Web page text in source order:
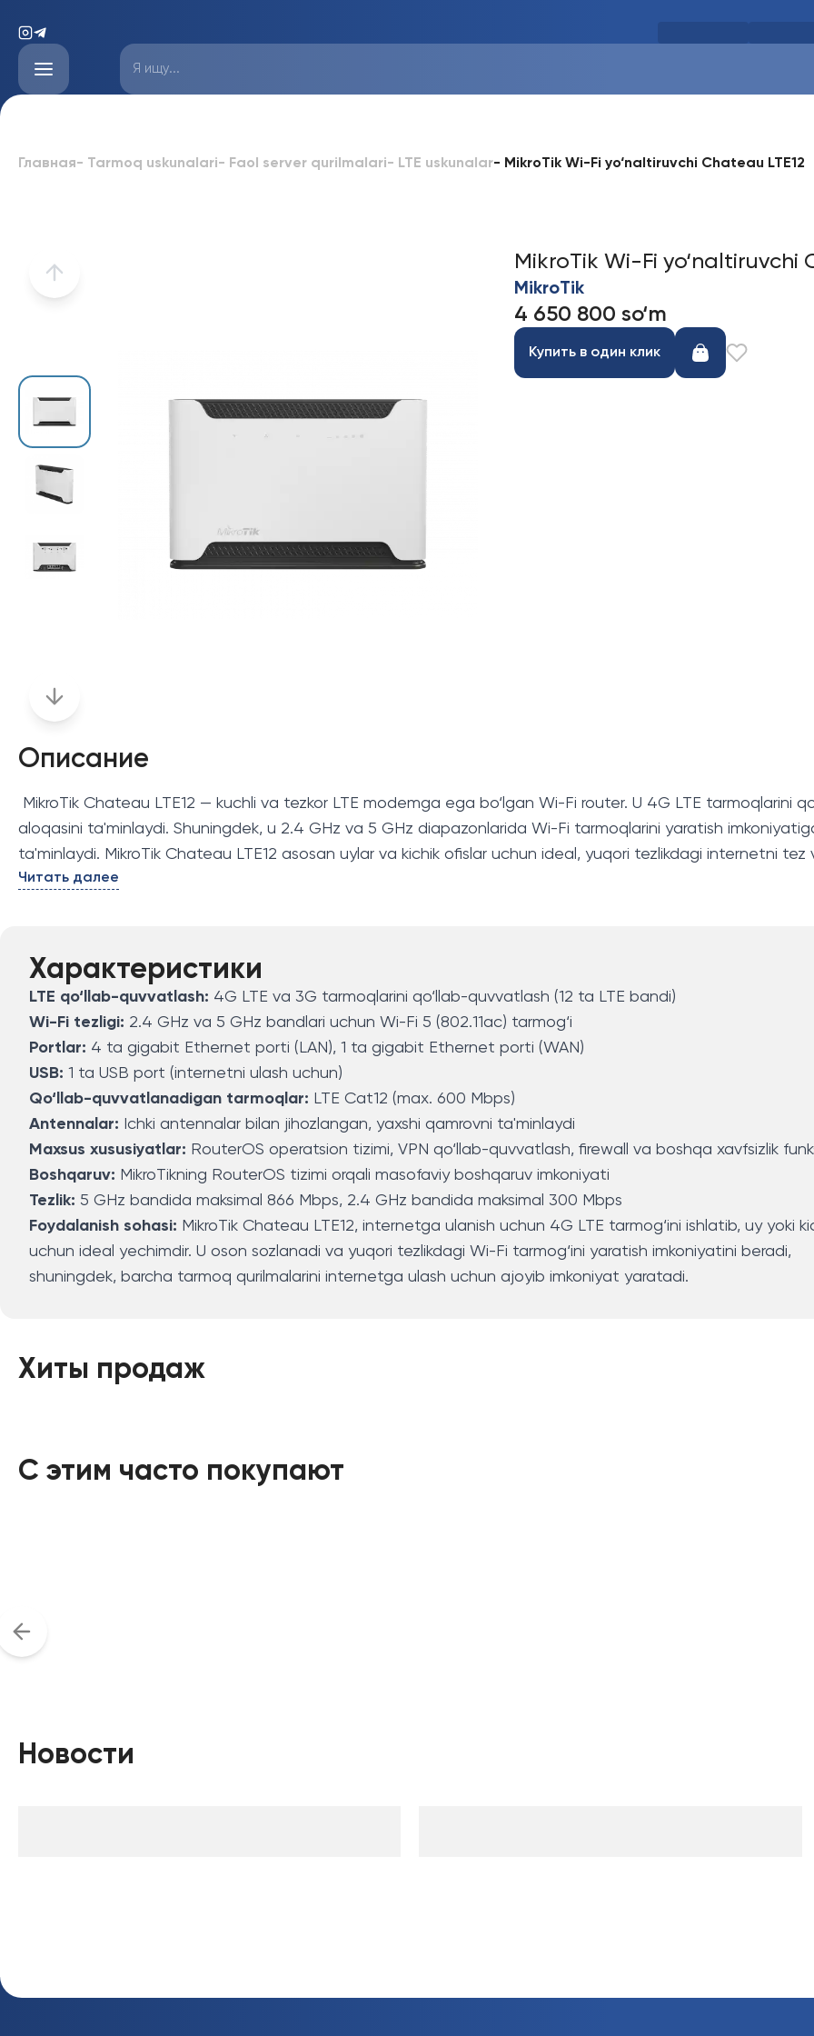
Главная- Tarmoq uskunalari- Faol server qurilmalari- LTE uskunalar- MikroTik Wi-Fi yo‘naltiruvchi Chateau LTE12
MikroTik Wi-Fi yo‘naltiruvchi
MikroTik
4 650 800 so‘m
Купить в один клик
Описание
MikroTik Chateau LTE12 — kuchli va tezkor LTE modemga ega bo‘lgan Wi-Fi router. U 4G LTE tarmoqlarini
aloqasini ta'minlaydi. Shuningdek, u 2.4 GHz va 5 GHz diapazonlarida Wi-Fi tarmoqlarini yaratish
ta'minlaydi. MikroTik Chateau LTE12 asosan uylar va kichik ofislar uchun ideal, yuqori tezlikdagi internetni
Читать далее
Характеристики
LTE qo‘llab-quvvatlash: 4G LTE va 3G tarmoqlarini qo‘llab-quvvatlash (12 ta LTE bandi)
Wi-Fi tezligi: 2.4 GHz va 5 GHz bandlari uchun Wi-Fi 5 (802.11ac) tarmog‘i
Portlar: 4 ta gigabit Ethernet porti (LAN), 1 ta gigabit Ethernet porti (WAN)
USB: 1 ta USB port (internetni ulash uchun)
Qo‘llab-quvvatlanadigan tarmoqlar: LTE Cat12 (max. 600 Mbps)
Antennalar: Ichki antennalar bilan jihozlangan, yaxshi qamrovni ta'minlaydi
Maxsus xususiyatlar: RouterOS operatsion tizimi, VPN qo‘llab-quvvatlash, firewall va boshqa xavfsizlik
Boshqaruv: MikroTikning RouterOS tizimi orqali masofaviy boshqaruv imkoniyati
Tezlik: 5 GHz bandida maksimal 866 Mbps, 2.4 GHz bandida maksimal 300 Mbps
Foydalanish sohasi: MikroTik Chateau LTE12, internetga ulanish uchun 4G LTE tarmog‘ini ishlatib, uy yoki
uchun ideal yechimdir. U oson sozlanadi va yuqori tezlikdagi Wi-Fi tarmog‘ini yaratish imkoniyatini beradi,
shuningdek, barcha tarmoq qurilmalarini internetga ulash uchun ajoyib imkoniyat yaratadi.
Хиты продаж
С этим часто покупают
Новости